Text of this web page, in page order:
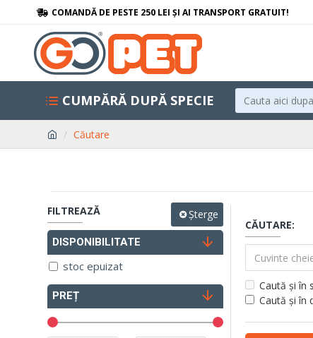
COMANDĂ DE PESTE 250 LEI ȘI AI TRANSPORT GRATUIT!
CUMPĂRĂ DUPĂ SPECIE
Căutare
FILTREAZĂ Șterge
PREȚ
DISPONIBILITATE
stoc epuizat
CĂUTARE:
Caută și în
Caută și în